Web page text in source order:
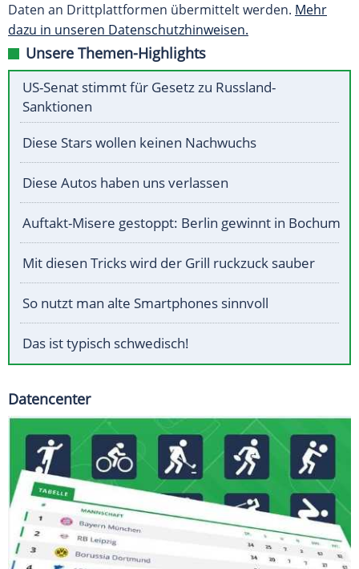
Daten an Drittplattformen übermittelt werden. Mehr
dazu in unseren Datenschutzhinweisen.
Unsere Themen-Highlights
US-Senat stimmt für Gesetz zu Russland-
Sanktionen
Diese Stars wollen keinen Nachwuchs
Diese Autos haben uns verlassen
Auftakt-Misere gestoppt: Berlin gewinnt in Bochum
Mit diesen Tricks wird der Grill ruckzuck sauber
So nutzt man alte Smartphones sinnvoll
Das ist typisch schwedisch!
Datencenter